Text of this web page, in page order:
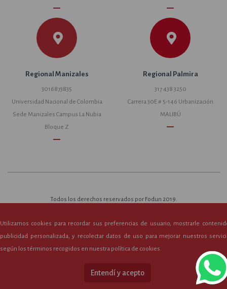
remove remove
Regional Manizales
3016873835
Universidad Nacional de Colombia
Sede Manizales Campus La Nubia
Bloque Z
remove
Regional Palmira
317 438 3250
Carrera 30E # 5-146 Urbanización
MALIBÚ
remove
Utilizamos cookies para recordar sus preferencias de usuario, mostrarle
publicidad personalizada, y recolectar datos de uso para mejorar nuestros
según los términos recogidos en nuestra política de cookies.
Entendí y acepto
Todos los derechos reservados por Fodun 2019.